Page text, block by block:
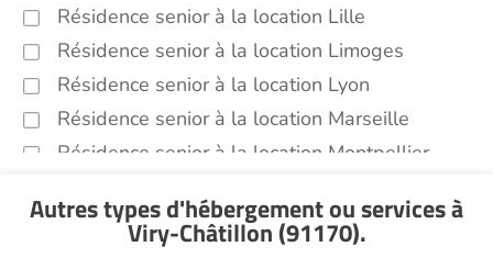
Résidence senior à la location Lille
Résidence senior à la location Limoges
Résidence senior à la location Lyon
Résidence senior à la location Marseille
Résidence senior à la location Montpellier
Résidence senior à la location Nantes
Autres types d'hébergement ou servicesà
Viry-Châtillon (91170).